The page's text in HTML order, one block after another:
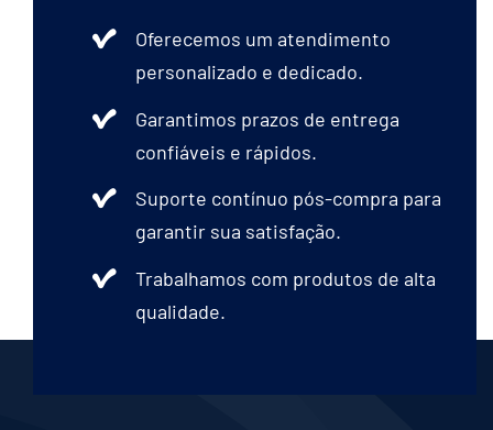
Oferecemos um atendimento
personalizado e dedicado.
Garantimos prazos de entrega
confiáveis e rápidos.
Suporte contínuo pós-compra para
garantir sua satisfação.
Trabalhamos com produtos de alta
qualidade.